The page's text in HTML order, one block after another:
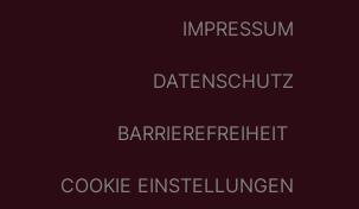
IMPRESSUM
DATENSCHUTZ
BARRIEREFREIHEIT
COOKIE EINSTELLUNGEN